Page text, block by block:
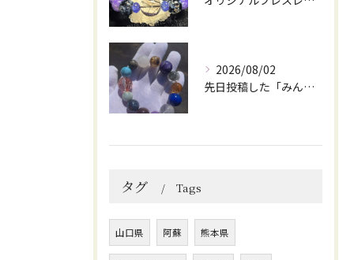
2026/08/02
先日投稿した「みんなを笑顔にしてくれるブレスレット」に
タグ Tags
山口県 阿蘇 熊本県